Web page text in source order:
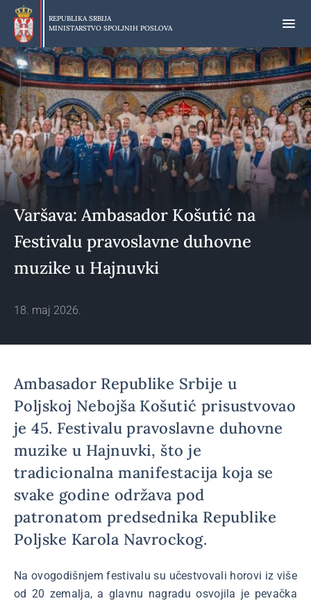
Preskoči
glavni
deo
sadržaja
REPUBLIKA SRBIJA
MINISTARSTVO SPOLJNIH POSLOVA
Varšava: Ambasador Košutić na
Festivalu pravoslavne duhovne
muzike u Hajnuvki
18. maj 2026.
Ambasador Republike Srbije u
Poljskoj Nebojša Košutić prisustvovao
je 45. Festivalu pravoslavne duhovne
muzike u Hajnuvki, što je
tradicionalna manifestacija koja se
svake godine održava pod
patronatom predsednika Republike
Poljske Karola Navrockog.
Na ovogodišnjem festivalu su učestvovali horovi iz više
od 20 zemalja, a glavnu nagradu osvojila je pevačka